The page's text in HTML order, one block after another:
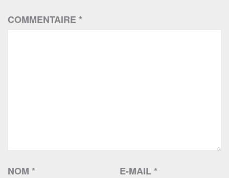
COMMENTAIRE*
NOM * E-MAIL*